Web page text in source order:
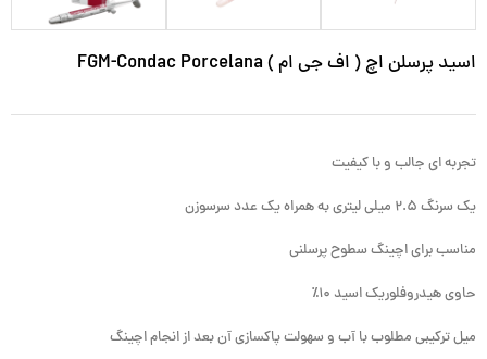
اسید پرسلن اچ ( اف جی ام ) FGM-Condac Porcelana
تجربه ای جالب و با کیفیت
یک سرنگ ۲.۵ میلی لیتری به همراه یک عدد سرسوزن
مناسب برای اچینگ سطوح پرسلنی
حاوی هیدروفلوریک اسید ۱۰٪
میل ترکیبی مطلوب با آب و سهولت پاکسازی آن بعد از انجام اچینگ